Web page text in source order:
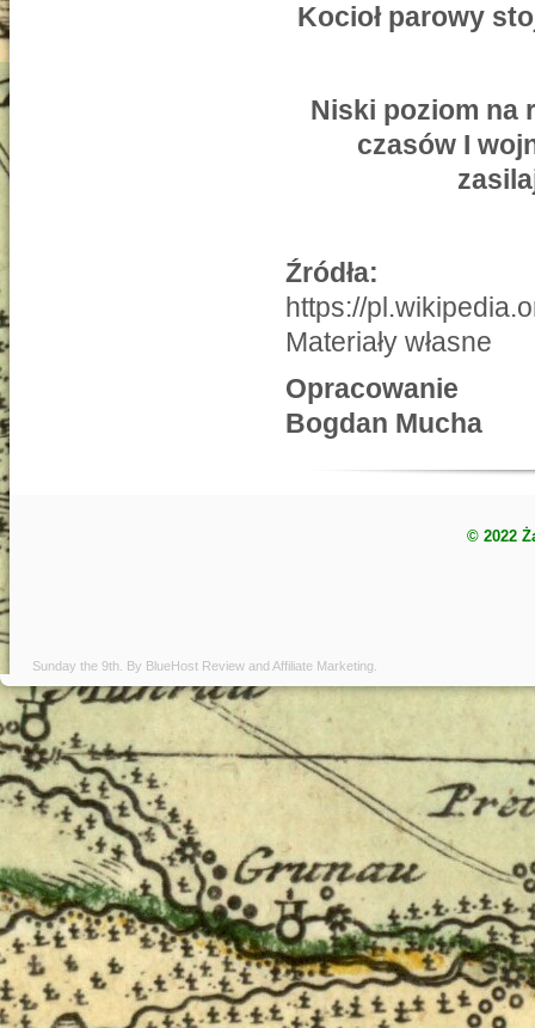
Kocioł parowy
Niski poziom na
czasów I
Źródła:
https://
Materiały własne
Opracowanie
Bogdan Mucha
© 2022
Sunday the 9th. By BlueHost Review andAffiliate Marketing